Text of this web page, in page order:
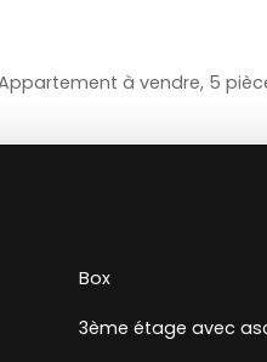
à vendre, 5
Box
3ème étage avec